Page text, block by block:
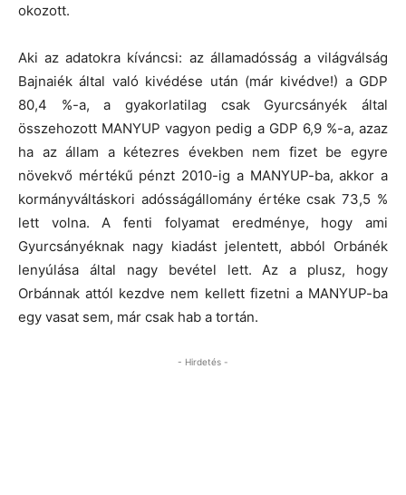
okozott.
Aki az adatokra kíváncsi: az államadósság a világválság
Bajnaiék által való kivédése után (már kivédve!) a GDP
80,4 %-a, a gyakorlatilag csak Gyurcsányék által
összehozott MANYUP vagyon pedig a GDP 6,9 %-a, azaz
ha az állam a kétezres években nem fizet be egyre
növekvő mértékű pénzt 2010-ig a MANYUP-ba, akkor a
kormányváltáskori adósságállomány értéke csak 73,5 %
lett volna. A fenti folyamat eredménye, hogy ami
Gyurcsányéknak nagy kiadást jelentett, abból Orbánék
lenyúlása által nagy bevétel lett. Az a plusz, hogy
Orbánnak attól kezdve nem kellett fizetni a MANYUP-ba
egy vasat sem, már csak hab a tortán.
- Hirdetés -